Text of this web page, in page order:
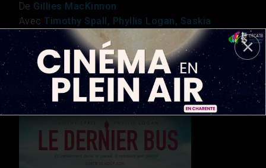
De Gillies MacKinnon
AvecTimothy Spall, Phyllis Logan, Saskia
Ashdown
GenreComédie dramatique
Nationalité
Royaume-Uni
Durée
1h 26